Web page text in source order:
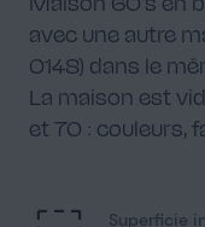
avec une autre
0148) dans le
La maison est
et 70 : couleurs,
Superficie